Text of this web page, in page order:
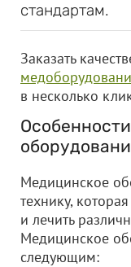
стандартам.
Заказать
в несколько
Медицинское
технику,
и лечить
Медицинское
следующим: